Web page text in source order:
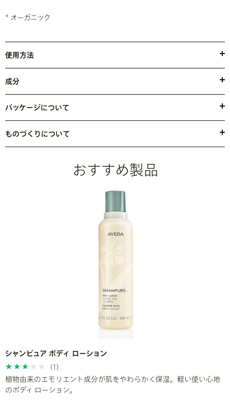
* オーガニック
使用方法
① アロマフレグランスに ： 首や手首につけて忙しい合間にも安ら
ぎを
④ 頭皮ケアに ： 頭皮に潤いを与え状態を整えます
⑤ 手足に ： カサカサに硬くなった手足をやわらかく
⑥ マッサージに ： 滑りをよくしてマッサージをしやすく
⑦ バスタイムに ： バスタブに数滴入れて楽しんで
成分
●ヒマワリ種子油・トリ（カプリル酸／カプリン酸）グリセリル・香
料・メドウフォーム油・トコフェロール
※ アヴェダの商品の成分は日々進化していきます。成分については最新の
商品ラベルをご覧ください。
パッケージについて
外箱は90％の再生繊維を使用しています。
ものづくりについて
風力・太陽光発電で製品を製造 しています。
を通じてアヴェダの太陽電池や風力エネルギーによる電力が供給されています。更に、
ェイスト認証を取得できるよう取り組んでいます。また、美容業界において、100%再
生（PCR）PETパッケージのパイオニア存在です。
おすすめ製品
シャンピュア ボディ ローション
(1)
植物由来のエモリエント成分が肌をやわらかく保湿。軽い使い心地
のボディ ローション。